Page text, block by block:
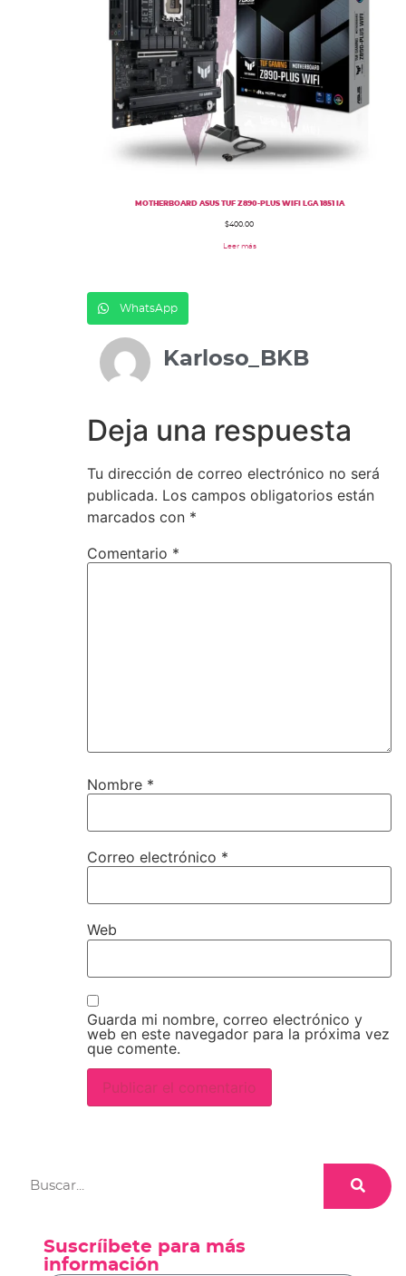
MOTHERBOARD ASUS TUF Z890-PLUS WIFI LGA 1851 IA
$400.00
Leer más
WhatsApp
Karloso_BKB
Deja una respuesta
Tu dirección de correo electrónico no será
publicada. Los campos obligatorios están
marcados con *
Comentario *
Nombre *
Correo electrónico *
Web
Guarda mi nombre, correo electrónico y
web en este navegador para la próxima vez
que comente.
Suscríibete para más
información